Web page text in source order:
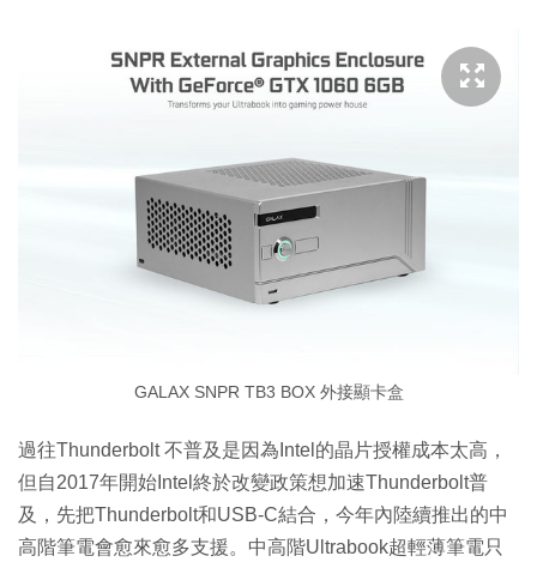
GALAX SNPR TB3 BOX 外接顯卡盒
過往Thunderbolt 不普及是因為Intel的晶片授權成本太高，
但自2017年開始Intel終於改變政策想加速Thunderbolt普
及，先把Thunderbolt和USB-C結合，今年內陸續推出的中
高階筆電會愈來愈多支援。中高階Ultrabook超輕薄筆電只